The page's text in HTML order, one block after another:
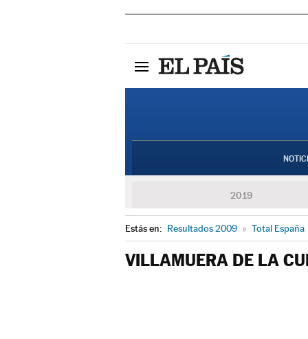
2019
Estás en: Resultados 2009 » Total España
VILLAMUERA DE LA